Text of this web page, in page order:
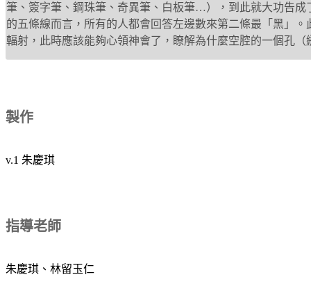
筆、簽字筆、鋼珠筆、奇異筆、白板筆…），到此就大功告
的五條線而言，所有的人都會回答左邊數來第二條最「黑」
輻射，此時應該能夠心領神會了，瞭解為什麼空腔的一個孔
製作
v.1 朱慶琪
指導老師
朱慶琪、林留玉仁